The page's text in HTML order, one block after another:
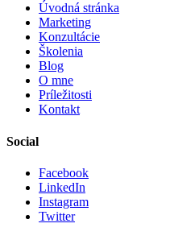
Úvodná stránka
Marketing
Konzultácie
Školenia
Blog
O mne
Príležitosti
Kontakt
Social
Facebook
LinkedIn
Instagram
Twitter